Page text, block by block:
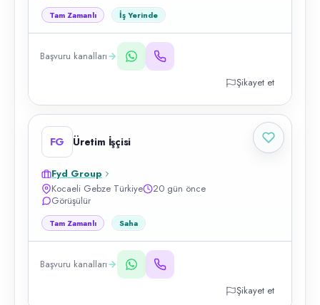
Tam Zamanlı İş Yerinde
Başvuru kanalları
Şikayet et
FG Üretim İşçisi
Fyd Group
Kocaeli Gebze Türkiye
20 gün önce
Görüşülür
Tam Zamanlı Saha
Başvuru kanalları
Şikayet et